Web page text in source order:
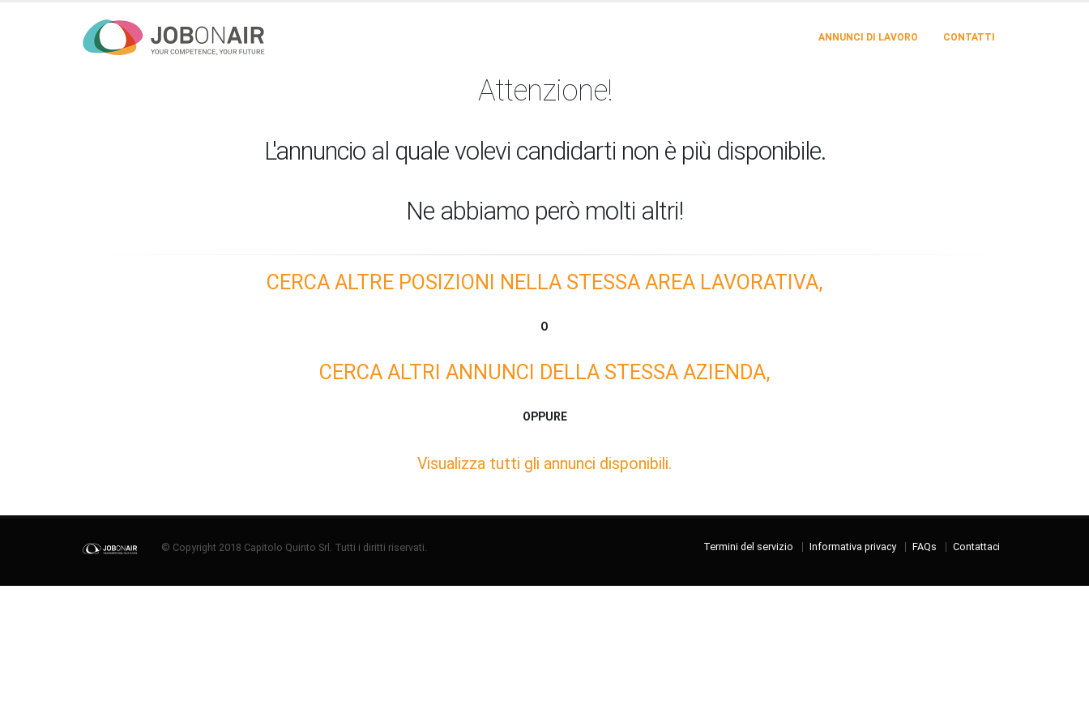
ANNUNCI DI LAVORO CONTATTI
Attenzione!
L'annuncio al quale volevi candidarti non è più disponibile.
Ne abbiamo però molti altri!
CERCA ALTRE POSIZIONI NELLA STESSA AREA LAVORATIVA,
O
CERCA ALTRI ANNUNCI DELLA STESSA AZIENDA,
OPPURE
Visualizza tutti gli annunci disponibili.
© Copyright 2018 Capitolo Quinto Srl. Tutti i diritti riservati. Termini del servizio Informativa privacy FAQs Contattaci